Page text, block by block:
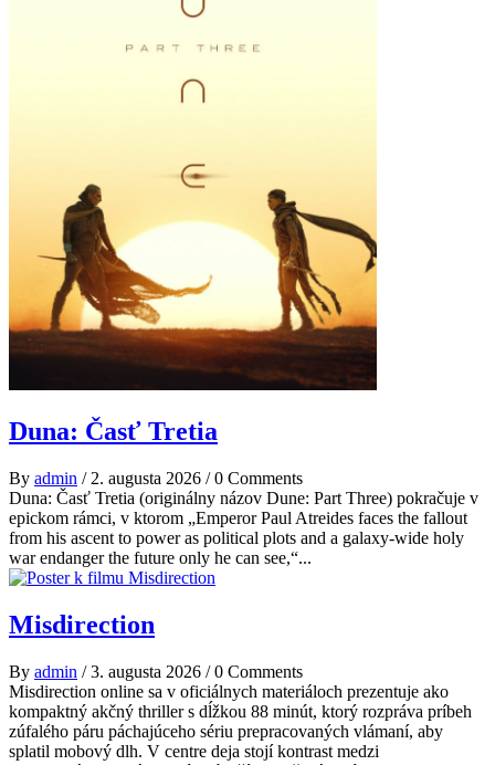
Duna: Časť Tretia
By admin / 2. augusta 2026 /0 Comments
Duna: Časť Tretia (originálny názov Dune: Part Three) pokračuje v
epickom rámci, v ktorom „Emperor Paul Atreides faces the fallout
from his ascent to power as political plots and a galaxy-wide holy
war endanger the future only he can see,“...
Misdirection
By admin /3. augusta 2026 /0 Comments
Misdirection online sa v oficiálnych materiáloch prezentuje ako
kompaktný akčný thriller s dĺžkou 88 minút, ktorý rozpráva príbeh
zúfalého páru páchajúceho sériu prepracovaných vlámaní, aby
splatil mobový dlh. V centre deja stojí kontrast medzi